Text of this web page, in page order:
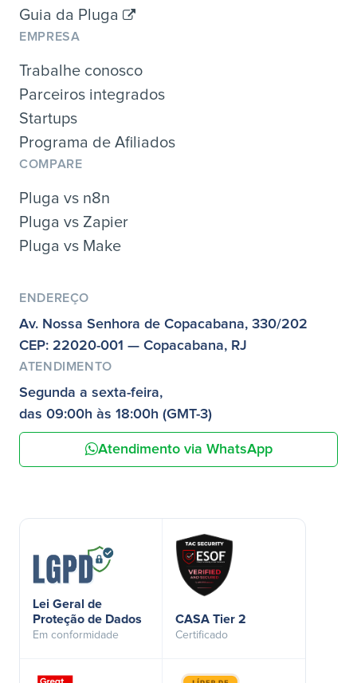
Guia da Pluga
EMPRESA
Trabalhe conosco
Parceiros integrados
Startups
Programa de Afiliados
COMPARE
Pluga vs n8n
Pluga vs Zapier
Pluga vs Make
ENDEREÇO
Av. Nossa Senhora de Copacabana, 330/202
CEP: 22020-001 — Copacabana, RJ
ATENDIMENTO
Segunda a sexta-feira,
das 09:00h às 18:00h (GMT-3)
Atendimento via WhatsApp
Lei Geral de
Proteção de Dados
Em conformidade
CASA Tier 2
Certificado